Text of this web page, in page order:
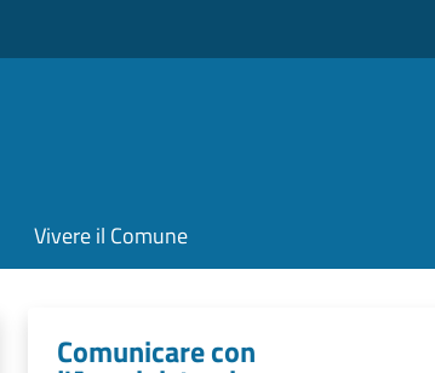
Vivere il Comune
Comunicare con